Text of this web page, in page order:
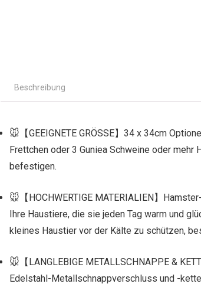
Beschreibung
🐭【GEEIGNETE GRÖSSE】34 x 34cm
Frettchen oder 3 Guniea Schweine oder
befestigen.
🐭【HOCHWERTIGE MATERIALIEN】
Ihre Haustiere, die sie jeden Tag warm und
kleines Haustier vor der Kälte zu schützen,
🐭【LANGLEBIGE METALLSCHNAPPE &
Edelstahl-Metallschnappverschluss und -